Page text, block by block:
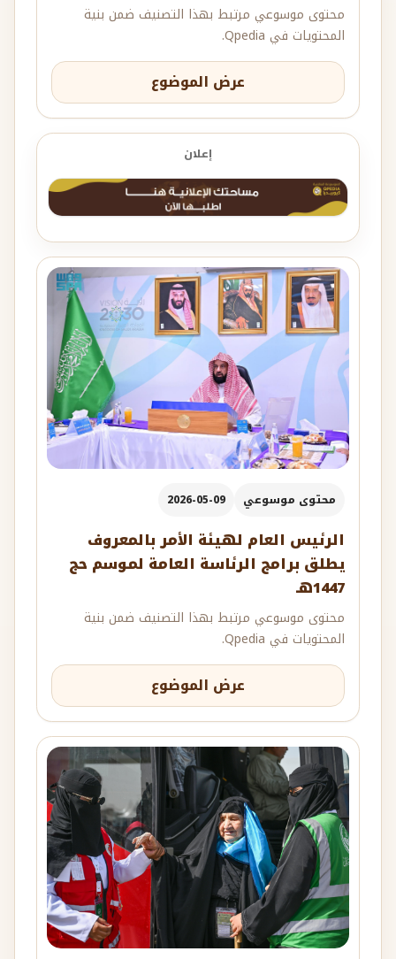
محتوى موسوعي مرتبط بهذا التصنيف ضمن بنية
المحتويات في Qpedia.
عرض الموضوع
إعلان
محتوى موسوعي 2026-05-09
الرئيس العام لهيئة الأمر بالمعروف
يطلق برامج الرئاسة العامة لموسم حج
1447هـ
محتوى موسوعي مرتبط بهذا التصنيف ضمن بنية
المحتويات في Qpedia.
عرض الموضوع